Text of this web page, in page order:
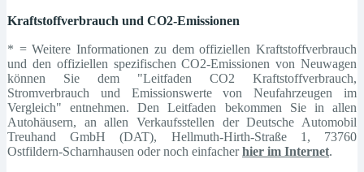
Kraftstoffverbrauch und CO2-Emissionen
* = Weitere Informationen zu dem offiziellen Kraftstoffverbrauch
und den offiziellen spezifischen CO2-Emissionen von Neuwagen
können Sie dem "Leitfaden CO2 Kraftstoffverbrauch,
Stromverbrauch und Emissionswerte von Neufahrzeugen im
Vergleich" entnehmen. Den Leitfaden bekommen Sie in allen
Autohäusern, an allen Verkaufsstellen der Deutsche Automobil
Treuhand GmbH (DAT), Hellmuth-Hirth-Straße 1, 73760
Ostfildern-Scharnhausen oder noch einfacherhier im Internet.